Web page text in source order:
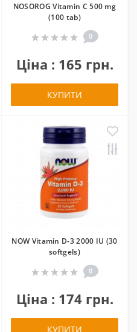
NOSOROG Vitamin C 500 mg
(100 tab)
0
Ціна : 165 грн.
КУПИТИ
NOW Vitamin D-3 2000 IU (30
softgels)
0
Ціна : 174 грн.
КУПИТИ